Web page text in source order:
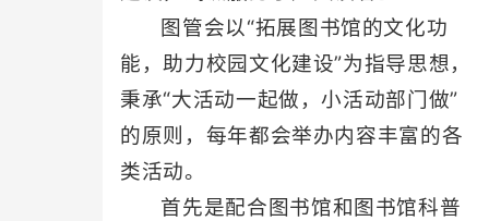
图管会以“拓展图书馆的文化功
能，助力校园文化建设”为指导思想，
秉承“大活动一起做，小活动部门做”
的原则，每年都会举办内容丰富的各
类活动。
首先是配合图书馆和图书馆科普